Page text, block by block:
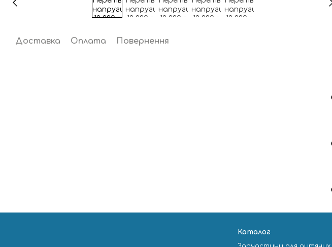
Доставка Оплата Повернення
Каталог